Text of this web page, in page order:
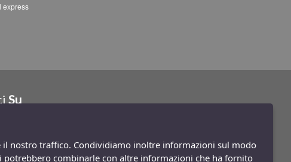
express
Su
il nostro traffico. Condividiamo inoltre informazioni sul modo
combinarle con altre informazioni che ha fornito